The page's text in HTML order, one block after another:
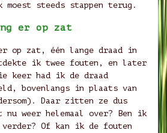
moest steeds stappen terug.
er op zat
op zat, één lange draad in
ik twee fouten, en later
keer had ik de draad
bovenlangs in plaats van
Daar zitten ze dus
weer helemaal over? Ben ik
verder? Of kan ik de fouten